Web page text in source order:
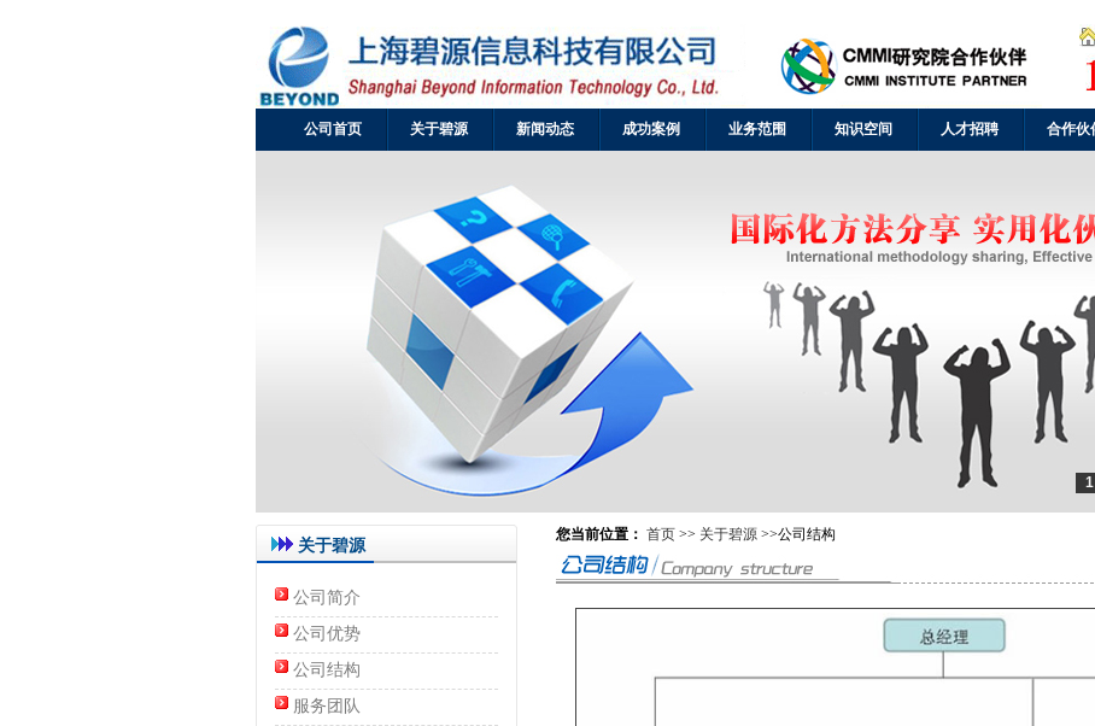
公司首页 关于碧源 新闻动态 成功案例 业务范围 知识空间 人才招聘 合作伙
1
关于碧源
公司简介
公司优势
公司结构
服务团队
您当前位置： 首页 >> 关于碧源 >>公司结构